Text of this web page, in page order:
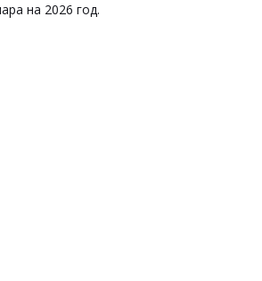
на 2026 год.